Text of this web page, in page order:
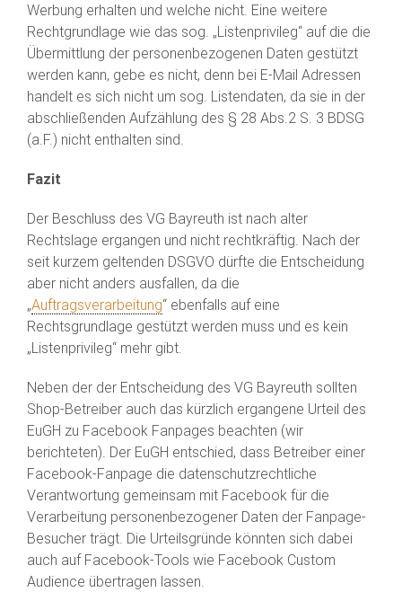
Werbung erhalten und welche nicht. Eine weitere
Rechtgrundlage wie das sog. „Listenprivileg“ auf die die
Übermittlung der personenbezogenen Daten gestützt
werden kann, gebe es nicht, denn bei E-Mail Adressen
handelt es sich nicht um sog. Listendaten, da sie in der
abschließenden Aufzählung des § 28 Abs.2 S. 3 BDSG
(a.F.) nicht enthalten sind.
Fazit
Der Beschluss des VG Bayreuth ist nach alter
Rechtslage ergangen und nicht rechtkräftig. Nach der
seit kurzem geltenden DSGVO dürfte die Entscheidung
aber nicht anders ausfallen, da die
„Auftragsverarbeitung“ ebenfalls auf eine
Rechtsgrundlage gestützt werden muss und es kein
„Listenprivileg“ mehr gibt.
Neben der der Entscheidung des VG Bayreuth sollten
Shop-Betreiber auch das kürzlich ergangene Urteil des
EuGH zu Facebook Fanpages beachten (wir
berichteten). Der EuGH entschied, dass Betreiber einer
Facebook-Fanpage die datenschutzrechtliche
Verantwortung gemeinsam mit Facebook für die
Verarbeitung personenbezogener Daten der Fanpage-
Besucher trägt. Die Urteilsgründe könnten sich dabei
auch auf Facebook-Tools wie Facebook Custom
Audience übertragen lassen.